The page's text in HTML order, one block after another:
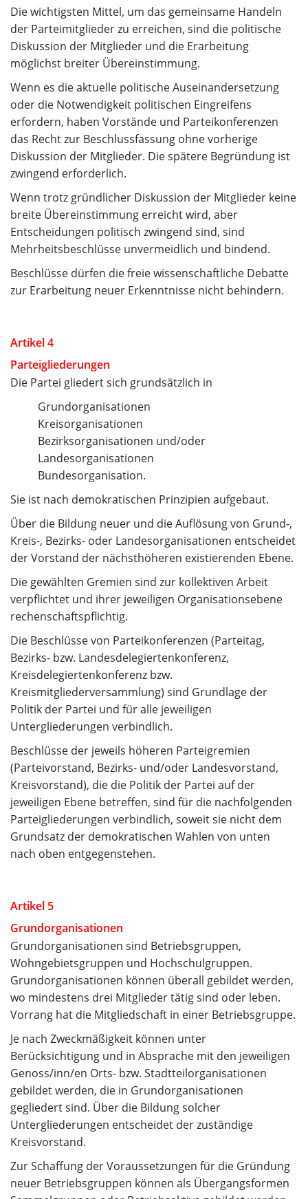
Die wichtigsten Mittel, um das gemeinsame Handeln
der Parteimitglieder zu erreichen, sind die politische
Diskussion der Mitglieder und die Erarbeitung
möglichst breiter Übereinstimmung.
Wenn es die aktuelle politische Auseinandersetzung
oder die Notwendigkeit politischen Eingreifens
erfordern, haben Vorstände und Parteikonferenzen
das Recht zur Beschlussfassung ohne vorherige
Diskussion der Mitglieder. Die spätere Begründung ist
zwingend erforderlich.
Wenn trotz gründlicher Diskussion der Mitglieder keine
breite Übereinstimmung erreicht wird, aber
Entscheidungen politisch zwingend sind, sind
Mehrheitsbeschlüsse unvermeidlich und bindend.
Beschlüsse dürfen die freie wissenschaftliche Debatte
zur Erarbeitung neuer Erkenntnisse nicht behindern.
Artikel 4
Parteigliederungen
Die Partei gliedert sich grundsätzlich in
Grundorganisationen
Kreisorganisationen
Bezirksorganisationen und/oder
Landesorganisationen
Bundesorganisation.
Sie ist nach demokratischen Prinzipien aufgebaut.
Über die Bildung neuer und die Auflösung von Grund-,
Kreis-, Bezirks- oder Landesorganisationen entscheidet
der Vorstand der nächsthöheren existierenden Ebene.
Die gewählten Gremien sind zur kollektiven Arbeit
verpflichtet und ihrer jeweiligen Organisationsebene
rechenschaftspflichtig.
Die Beschlüsse von Parteikonferenzen (Parteitag,
Bezirks- bzw. Landesdelegiertenkonferenz,
Kreisdelegiertenkonferenz bzw.
Kreismitgliederversammlung) sind Grundlage der
Politik der Partei und für alle jeweiligen
Untergliederungen verbindlich.
Beschlüsse der jeweils höheren Parteigremien
(Parteivorstand, Bezirks- und/oder Landesvorstand,
Kreisvorstand), die die Politik der Partei auf der
jeweiligen Ebene betreffen, sind für die nachfolgenden
Parteigliederungen verbindlich, soweit sie nicht dem
Grundsatz der demokratischen Wahlen von unten
nach oben entgegenstehen.
Artikel 5
Grundorganisationen
Grundorganisationen sind Betriebsgruppen,
Wohngebietsgruppen und Hochschulgruppen.
Grundorganisationen können überall gebildet werden,
wo mindestens drei Mitglieder tätig sind oder leben.
Vorrang hat die Mitgliedschaft in einer Betriebsgruppe.
Je nach Zweckmäßigkeit können unter
Berücksichtigung und in Absprache mit den jeweiligen
Genoss/inn/en Orts- bzw. Stadtteilorganisationen
gebildet werden, die in Grundorganisationen
gegliedert sind. Über die Bildung solcher
Untergliederungen entscheidet der zuständige
Kreisvorstand.
Zur Schaffung der Voraussetzungen für die Gründung
neuer Betriebsgruppen können als Übergangsformen